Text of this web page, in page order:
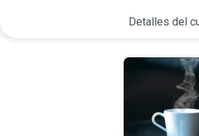
Detalles del